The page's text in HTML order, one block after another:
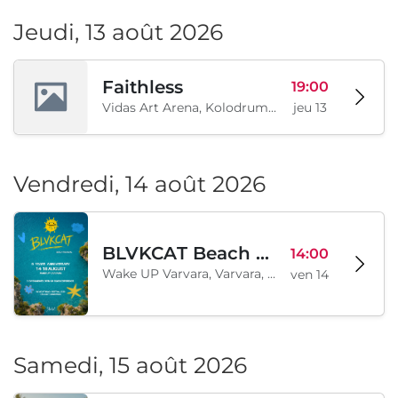
Jeudi, 13 août 2026
Faithless
Vidas Art Arena, Kolodrum, Borisova gradina, Sofia, BG
19:00
jeu 13
Vendredi, 14 août 2026
BLVKCAT Beach Festival 2026, Wake up Varvara
Wake UP Varvara, Varvara, BG
14:00
ven 14
Samedi, 15 août 2026